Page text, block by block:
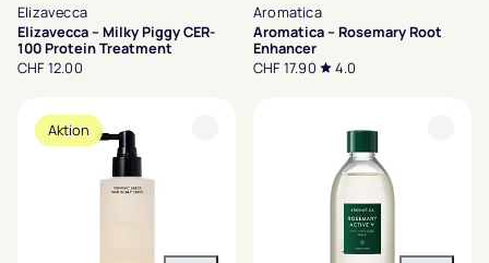
Elizavecca
Elizavecca – Milky Piggy CER-
100 Protein Treatment
CHF 12.00
Aromatica
Aromatica – Rosemary Root
Enhancer
CHF 17.90
4.0
Aktion